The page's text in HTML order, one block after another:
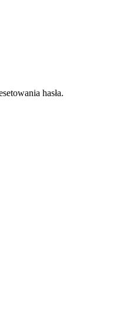
hasła.